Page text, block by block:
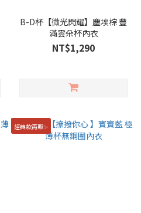
B-D杯【微光閃耀】塵埃棕 豐
滿雲朵杯內衣
NT$1,290
經典款再販✨